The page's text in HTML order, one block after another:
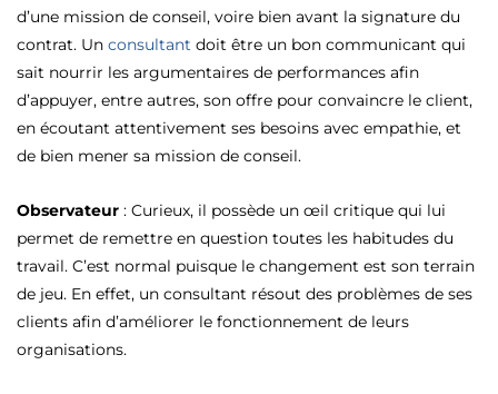
d’une mission de conseil, voire bien avant la signature du
contrat. Un consultant doit être un bon communicant qui
sait nourrir les argumentaires de performances afin
d’appuyer, entre autres, son offre pour convaincre le client,
en écoutant attentivement ses besoins avec empathie, et
de bien mener sa mission de conseil.
Observateur : Curieux, il possède un œil critique qui lui
permet de remettre en question toutes les habitudes du
travail. C’est normal puisque le changement est son terrain
de jeu. En effet, un consultant résout des problèmes de ses
clients afin d’améliorer le fonctionnement de leurs
organisations.